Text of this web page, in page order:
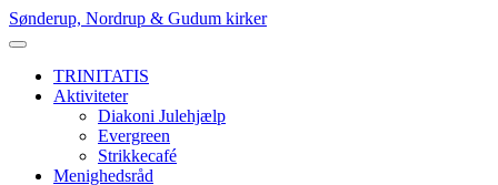
Skip
to
Sønderup, Nordrup & Gudum kirker
TRINITATIS
Aktiviteter
Diakoni Julehjælp
Evergreen
Strikkecafé
Menighedsråd